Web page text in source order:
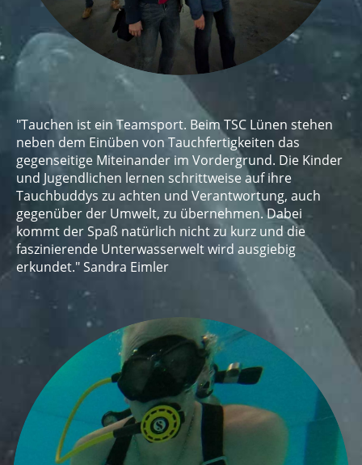
"Tauchen ist ein Teamsport. Beim TSC Lünen stehen
neben dem Einüben von Tauchfertigkeiten das
gegenseitige Miteinander im Vordergrund. Die Kinder
und Jugendlichen lernen schrittweise auf ihre
Tauchbuddys zu achten und Verantwortung, auch
gegenüber der Umwelt, zu übernehmen. Dabei
kommt der Spaß natürlich nicht zu kurz und die
faszinierende Unterwasserwelt wird ausgiebig
erkundet." Sandra Eimler